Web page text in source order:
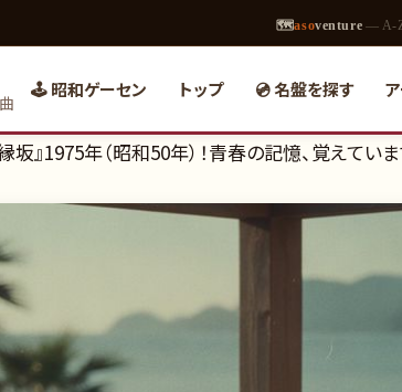
🗺asoventure — A-
🕹️ 昭和ゲーセン トップ 💿 名盤を探す
坂』1975年（昭和50年）！青春の記憶、覚えてい